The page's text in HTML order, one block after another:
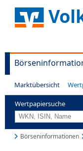
Marktübersicht
Wertpapiersuche
Börseninformationen